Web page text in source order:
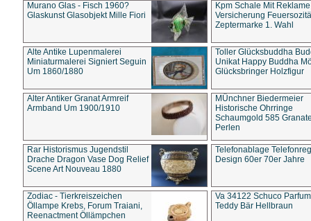
Murano Glas - Fisch 1960?
Glaskunst Glasobjekt Mille Fiori
Kpm Schale Mit Reklame
Versicherung
Zeptermarke 1. Wahl
Alte Antike Lupenmalerei
Miniaturmalerei Signiert Seguin
Um 1860/1880
Toller Glücksbuddha
Unikat Happy Buddha
Glücksbringer Holzfigur
Alter Antiker Granat Armreif
Armband Um 1900/1910
MÜnchner Biedermeier
Historische Ohrringe
Schaumgold 585
Perlen
Rar Historismus Jugendstil
Drache Dragon Vase Dog Relief
Scene Art Nouveau 1880
Telefonablage
Design 60er 70er Jahre
Zodiac - Tierkreiszeichen
Öllampe Krebs, Forum Traiani,
Reenactment Öllämpchen
Va 34122 Schuco
Teddy Bär Hellbraun